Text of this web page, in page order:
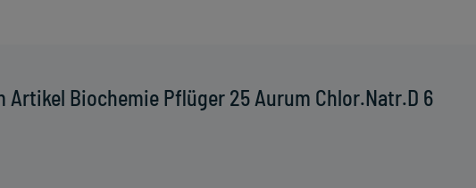
Biochemie Pflüger 25 Aurum Chlor.Natr.D 6